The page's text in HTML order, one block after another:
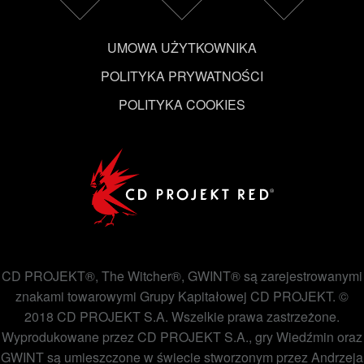
UMOWA UŻYTKOWNIKA
POLITYKA PRYWATNOŚCI
POLITYKA COOKIES
CD PROJEKT®, The Witcher®, GWINT® są zarejestrowanymi
znakami towarowymi Grupy Kapitałowej CD PROJEKT. ©
2018 CD PROJEKT S.A. Wszelkie prawa zastrzeżone.
Wyprodukowane przez CD PROJEKT S.A., gry Wiedźmin oraz
GWINT są umieszczone w świecie stworzonym przez Andrzeja